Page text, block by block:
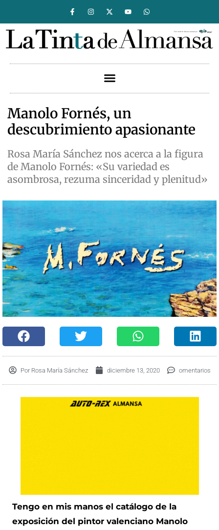
Manolo Fornés, un
descubrimiento apasionante
Rosa María Sánchez nos acerca a la figura
de Manolo Fornés: «Su variedad es
asombrosa, rezuma sinceridad y plenitud»
PorRosa María Sánchez diciembre 13, 2020 omentarios
Tengo en mis manos el catálogo de la
exposición del pintor valenciano Manolo